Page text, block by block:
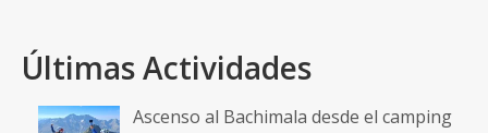
Últimas Actividades
Ascenso al Bachimala desde el camping